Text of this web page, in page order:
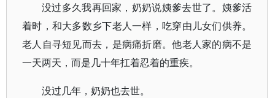
没过多久我再回家，奶奶说姨爹去世了。姨爹活
着时，和大多数乡下老人一样，吃穿由儿女们供养。
老人自寻短见而去，是病痛折磨。他老人家的病不是
一天两天，而是几十年扛着忍着的重疾。
没过几年，奶奶也去世。